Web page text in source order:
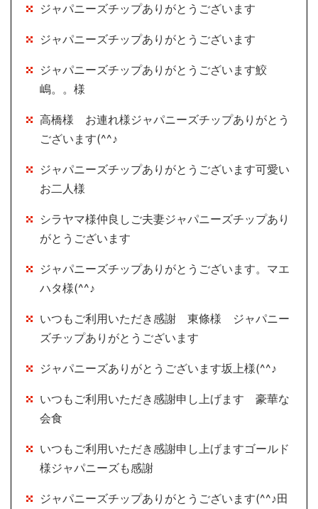
ジャパニーズチップありがとうございます
ジャパニーズチップありがとうございます
ジャパニーズチップありがとうございます鮫
嶋。。様
高橋様 お連れ様ジャパニーズチップありがとう
ございます(^^♪
ジャパニーズチップありがとうございます可愛い
お二人様
シラヤマ様仲良しご夫妻ジャパニーズチップあり
がとうございます
ジャパニーズチップありがとうございます。マエ
ハタ様(^^♪
いつもご利用いただき感謝 東條様 ジャパニー
ズチップありがとうございます
ジャパニーズありがとうございます坂上様(^^♪
いつもご利用いただき感謝申し上げます 豪華な
会食
いつもご利用いただき感謝申し上げますゴールド
様ジャパニーズも感謝
ジャパニーズチップありがとうございます(^^♪田